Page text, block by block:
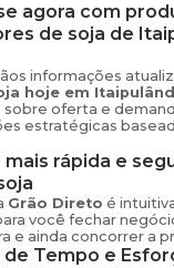
agora com
de soja de
informações
hoje em
oferta e
estratégicas
mais rápida e
Grão Direto é
você fechar
e ainda concorrer a
de Tempo e